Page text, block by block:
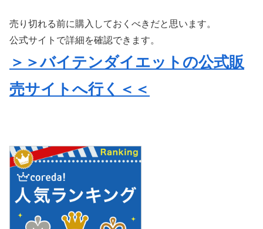
売り切れる前に購入しておくべきだと思います。
公式サイトで詳細を確認できます。
＞＞バイテンダイエットの公式販
売サイトへ行く＜＜